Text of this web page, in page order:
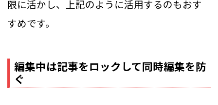
限に活かし、上記のように活用するのもおす
すめです。
編集中は記事をロックして同時編集を防
ぐ